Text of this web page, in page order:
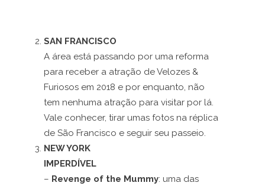
SAN FRANCISCO
A área está passando por uma reforma
para receber a atração de Velozes &
Furiosos em 2018 e por enquanto, não
tem nenhuma atração para visitar por lá.
Vale conhecer, tirar umas fotos na réplica
de São Francisco e seguir seu passeio.
NEW YORK
IMPERDÍVEL
– Revenge of the Mummy: uma das